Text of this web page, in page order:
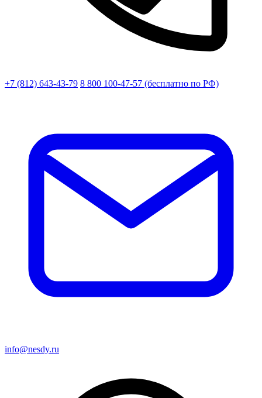
+7 (812) 643-43-79 8 800 100-47-57 (бесплатно по РФ)
info@nesdy.ru